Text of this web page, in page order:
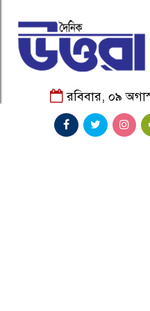
রবিবার, ০৯